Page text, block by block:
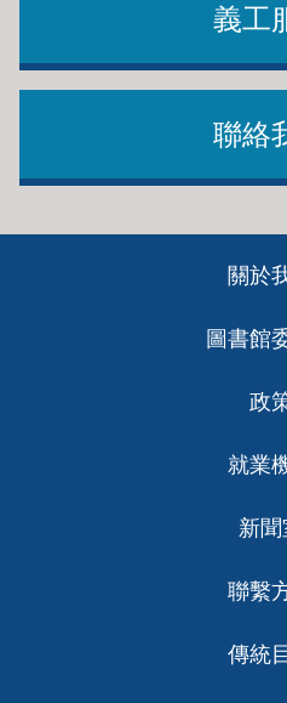
義工
聯絡
關於
圖書館
政
就業
新聞
聯繫
傳統